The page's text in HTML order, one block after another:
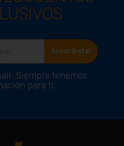
Suscríbete!
Siempre tenemos
para ti.